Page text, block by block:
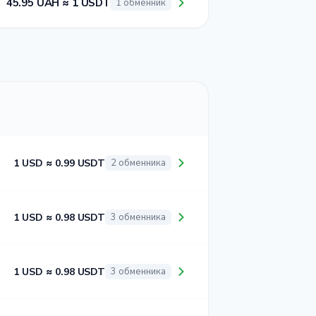
45.95 UAH ≈ 1 USDT 1 обменник
1 USD ≈ 0.99 USDT 2 обменника
1 USD ≈ 0.98 USDT 3 обменника
1 USD ≈ 0.98 USDT 3 обменника